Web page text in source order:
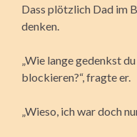
Dass plötzlich Dad im
denken.
„Wie lange gedenkst
blockieren?“, fragte er.
„Wieso, ich war doch